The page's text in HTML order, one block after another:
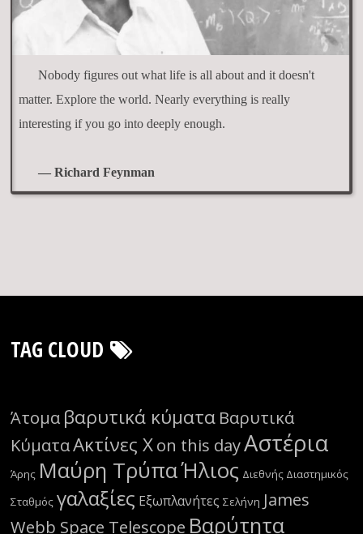
Nobody figures out what life is all about and it doesn't
matter. Explore the world. Nearly everything is really
interesting if you go into deeply enough.
— Richard Feynman
TAG CLOUD
Άτομα βαρυτικά κύματα Βαρυτικά
ΚύματαΑκτίνες Χon this dayΑστέρια
Άρης Μαύρη ΤρύπαΉλιος Διεθνής Διαστημικός
Σταθμός γαλαξίες Εξωπλανήτες Σελήνη James
Webb Space Telescope Βαρύτητα